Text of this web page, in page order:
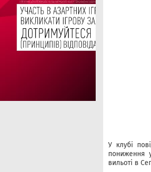
У клубі
пониження
вильоті в